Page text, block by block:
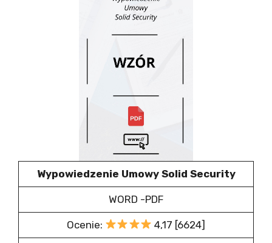
Wypowiedzenie Umowy Solid Security
WORD -PDF
Ocenie: 4,17 [6624]